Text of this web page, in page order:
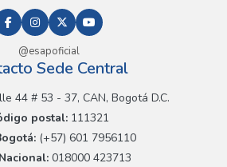
@esapoficial
Sede Central
44 # 53 - 37, CAN, Bogotá D.C.
postal: 111321
(+57) 601 7956110
018000 423713